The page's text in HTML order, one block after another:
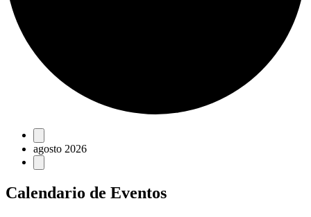
Eventos
agosto 2026
Calendario de Eventos